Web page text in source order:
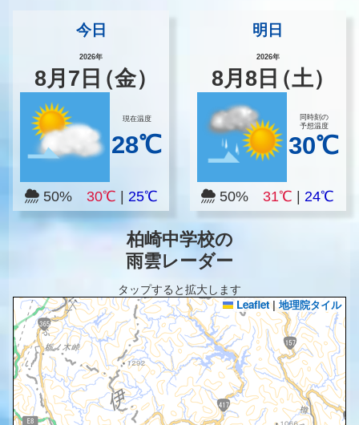
今日
2026年
8月 7 日（金）
現在温度
28℃
50% 30℃ 25℃
明日
2026年
8月8 日（土）
同時刻の
予想温度
30℃
50% 31℃ |24℃
柏崎中学校の
雨雲レーダー
タップすると拡大します
Leaflet | 地理院タイル